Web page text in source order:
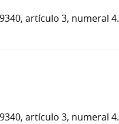
artículo 3, numeral 4.
artículo 3, numeral 4.